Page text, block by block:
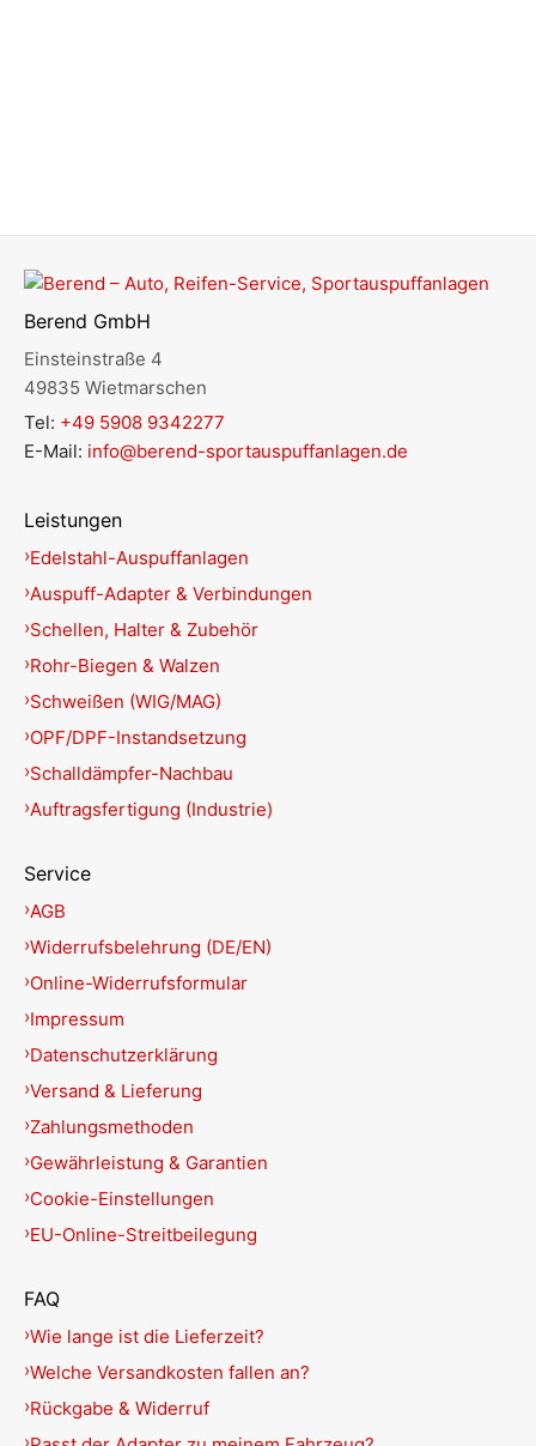
Berend GmbH
Einsteinstraße 4
49835 Wietmarschen
Tel: +49 5908 9342277
E-Mail: info@berend-sportauspuffanlagen.de
Leistungen
Edelstahl-Auspuffanlagen
Auspuff-Adapter & Verbindungen
Schellen, Halter & Zubehör
Rohr-Biegen & Walzen
Schweißen (WIG/MAG)
OPF/DPF-Instandsetzung
Schalldämpfer-Nachbau
Auftragsfertigung (Industrie)
Service
AGB
Widerrufsbelehrung (DE/EN)
Online-Widerrufsformular
Impressum
Datenschutzerklärung
Versand & Lieferung
Zahlungsmethoden
Gewährleistung & Garantien
Cookie-Einstellungen
EU-Online-Streitbeilegung
FAQ
Wie lange ist die Lieferzeit?
Welche Versandkosten fallen an?
Rückgabe & Widerruf